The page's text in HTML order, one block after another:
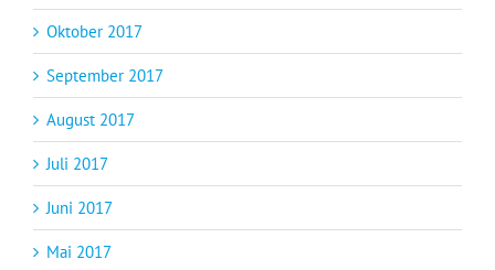
Oktober 2017
September 2017
August 2017
Juli 2017
Juni 2017
Mai 2017